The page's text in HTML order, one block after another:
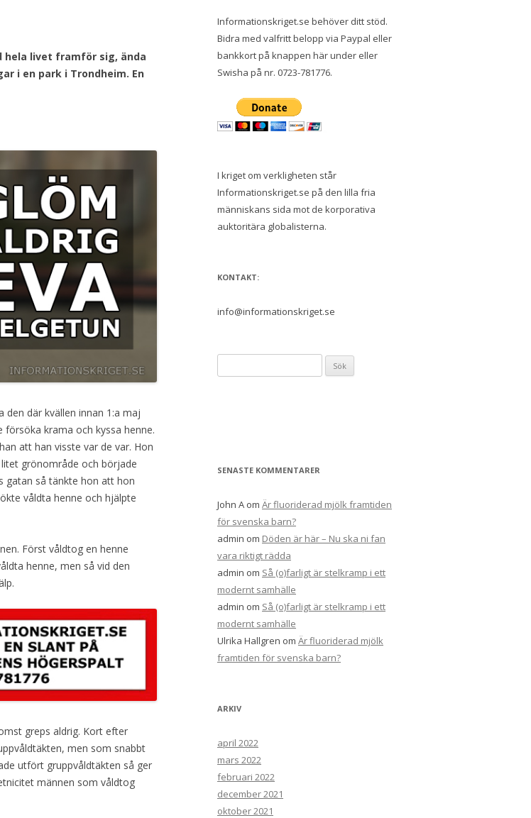
hela livet framför sig, ända
i en park i Trondheim. En
där kvällen innan 1:a maj
krama och kyssa henne.
att han visste var de var. Hon
grönområde och började
gatan så tänkte hon att hon
våldta henne och hjälpte
Först våldtog en henne
henne, men så vid den
greps aldrig. Kort efter
men som snabbt
utfört gruppvåldtäkten så ger
männen som våldtog
Informationskriget.se behöver ditt stöd.
Bidra med valfritt belopp via Paypal eller
bankkort på knappen här under eller
Swisha på nr. 0723-781776.
I kriget om verkligheten står
Informationskriget.se på den lilla fria
människans sida mot de korporativa
auktoritära globalisterna.
KONTAKT:
info@informationskriget.se
efter:
SENASTE KOMMENTARER
John A om Är fluoriderad mjölk framtiden
för svenska barn?
admin om Döden är här – Nu ska ni fan
vara riktigt rädda
admin om Så (o)farligt är stelkramp i ett
modernt samhälle
admin om Så (o)farligt är stelkramp i ett
modernt samhälle
Ulrika Hallgren om Är fluoriderad mjölk
framtiden för svenska barn?
ARKIV
april 2022
mars 2022
februari 2022
december 2021
oktober 2021